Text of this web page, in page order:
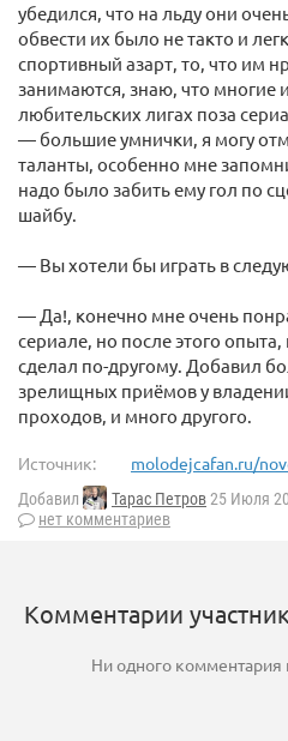
убедился, что на льду они
обвести их было не такто и
спортивный азарт, то, что им
занимаются, знаю, что многие
любительских лигах поза
— большие умнички, я могу
таланты, особенно мне
надо было забить ему гол по
шайбу.
— Вы хотели бы играть в
— Да!, конечно мне очень
сериале, но после этого
сделал по-другому. Добавил
зрелищных приёмов у
проходов, и много другого.
Источник: molodejcafan.ru/
Добавил Тарас Петров25 Июля
нет комментариев
Комментарии
Ни одного комментария